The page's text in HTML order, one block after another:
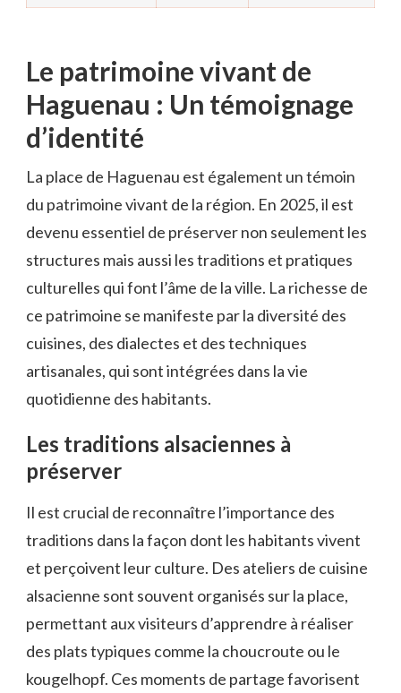
Le patrimoine vivant de
Haguenau : Un témoignage
d’identité
La place de Haguenau est également un témoin
du patrimoine vivant de la région. En 2025, il est
devenu essentiel de préserver non seulement les
structures mais aussi les traditions et pratiques
culturelles qui font l’âme de la ville. La richesse de
ce patrimoine se manifeste par la diversité des
cuisines, des dialectes et des techniques
artisanales, qui sont intégrées dans la vie
quotidienne des habitants.
Les traditions alsaciennes à
préserver
Il est crucial de reconnaître l’importance des
traditions dans la façon dont les habitants vivent
et perçoivent leur culture. Des ateliers de cuisine
alsacienne sont souvent organisés sur la place,
permettant aux visiteurs d’apprendre à réaliser
des plats typiques comme la choucroute ou le
kougelhopf. Ces moments de partage favorisent